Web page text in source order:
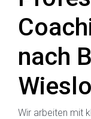
nach
Wir arbeiten mit